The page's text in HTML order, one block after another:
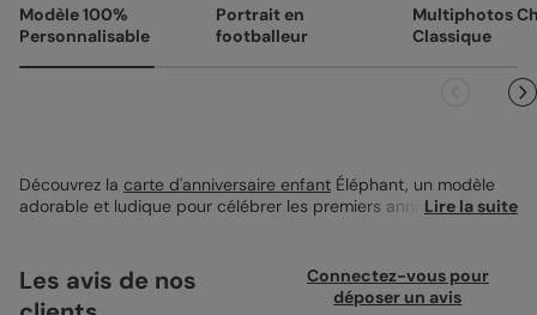
Modèle 100%
Personnalisable
Portrait en
footballeur
Multiphotos
Classique
Découvrez la carte d'anniversaire enfant Éléphant, un modèle
adorable et ludique pour célébrer les premiers anniversaires de
arborant une casquette bleue et une oreille contrastante
marron, le tout sur un fond rose pâle. La première page de la
Lire la suite
Les avis de nos
Connectez-vous pour
déposer un avis